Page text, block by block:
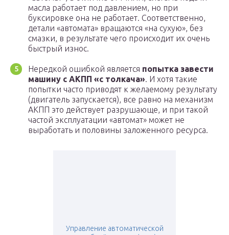
масла работает под давлением, но при
буксировке она не работает. Соответственно,
детали «автомата» вращаются «на сухую», без
смазки, в результате чего происходит их очень
быстрый износ.
Нередкой ошибкой является попытка завести
машину с АКПП «с толкача». И хотя такие
попытки часто приводят к желаемому результату
(двигатель запускается), все равно на механизм
АКПП это действует разрушающе, и при такой
частой эксплуатации «автомат» может не
выработать и половины заложенного ресурса.
Управление автоматической